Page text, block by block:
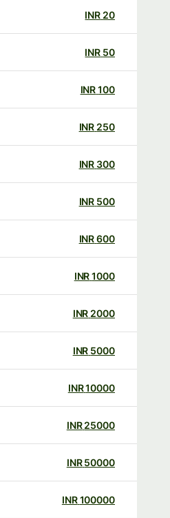
20
INR
50
INR
100
INR
250
INR
300
INR
500
INR
600
INR
1000
INR
2000
INR
5000
INR
10000
INR
25000
INR
50000
INR
100000
INR